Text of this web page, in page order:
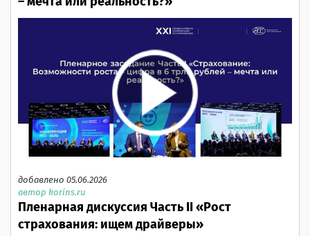
добавлено 05.06.2026
автор korins.ru
Пленарная дискуссия Часть II «Рост
страхования: ищем драйверы»